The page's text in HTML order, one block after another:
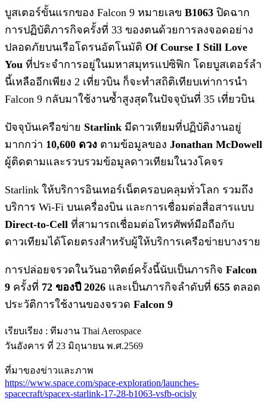
บูสเตอร์ขั้นแรกของ Falcon 9 หมายเลข B1063 ปิดฉาก
การปฏิบัติภารกิจครั้งที่ 33 ของตนด้วยการลงจอดอย่าง
ปลอดภัยบนเรือโดรนอัตโนมัติ Of Course I Still Love
You ที่ประจำการอยู่ในมหาสมุทรแปซิฟิก โดยบูสเตอร์ลำ
นี้เหลืออีกเพียง 2 เที่ยวบิน ก็จะทำสถิติเทียบเท่าการนำ
Falcon 9 กลับมาใช้งานซ้ำสูงสุดในปัจจุบันที่ 35 เที่ยวบิน
ปัจจุบันเครือข่าย Starlink มีดาวเทียมที่ปฏิบัติงานอยู่
มากกว่า 10,600 ดวง ตามข้อมูลของ Jonathan McDowell
ผู้ติดตามและรวบรวมข้อมูลดาวเทียมในวงโคจร
Starlink ให้บริการอินเทอร์เน็ตครอบคลุมทั่วโลก รวมถึง
บริการ Wi-Fi บนเครื่องบิน และการเชื่อมต่อสื่อสารแบบ
Direct-to-Cell ที่สามารถเชื่อมต่อโทรศัพท์มือถือกับ
ดาวเทียมได้โดยตรงสำหรับผู้ให้บริการเครือข่ายบางราย
การปล่อยจรวดในวันอาทิตย์ครั้งนี้นับเป็นภารกิจ Falcon
9 ครั้งที่ 72 ของปี 2026 และเป็นภารกิจลำดับที่ 655 ตลอด
ประวัติการใช้งานของจรวด Falcon 9
เรียบเรียง : ทีมงาน Thai Aerospace
วันอังคาร ที่ 23 มิถุนายน พ.ศ.2569
ที่มาของข่าวและภาพ
https://www.space.com/space-exploration/launches-
spacecraft/spacex-starlink-17-28-b1063-vsfb-ocisly